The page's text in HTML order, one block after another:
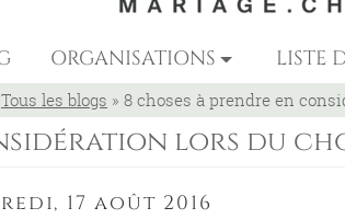
ORGANISATIONS LISTE
Tous les blogs » 8 choses à prendre en
lors du
17 août 2016